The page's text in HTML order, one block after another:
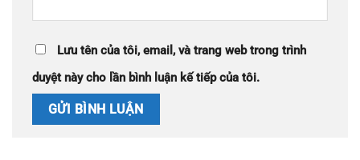
Lưu tên của tôi, email, và trang web trong trình
duyệt này cho lần bình luận kế tiếp của tôi.